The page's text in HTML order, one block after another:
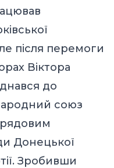
після перемоги
Віктора
до
союз
рядовим
Донецької
Зробивши